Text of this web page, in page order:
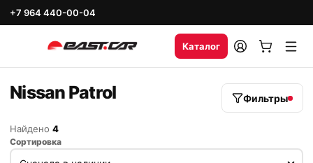
+7 964 440-00-04
Каталог
Nissan Patrol Фильтры
Найдено 4
Сортировка